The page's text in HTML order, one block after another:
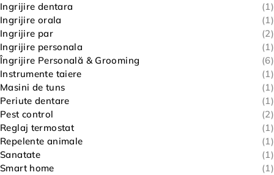
Ingrijire dentara
(1)
Ingrijire orala
(1)
Ingrijire par
(2)
Ingrijire personala
(1)
Îngrijire Personală & Grooming
(6)
Instrumente taiere
(1)
Masini de tuns
(1)
Periute dentare
(1)
Pest control
(2)
Reglaj termostat
(1)
Repelente animale
(1)
Sanatate
(1)
Smart home
(1)